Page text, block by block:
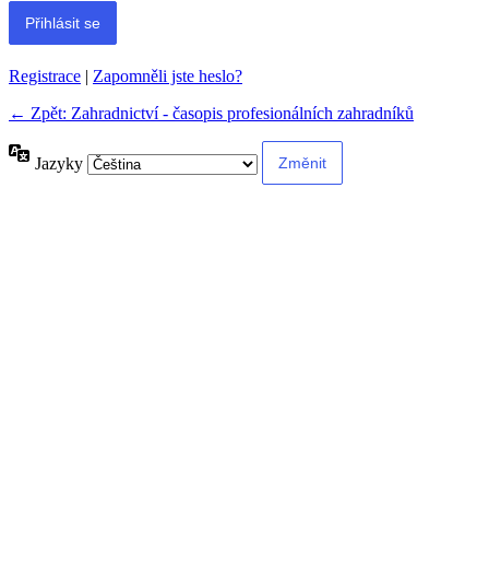
Registrace | Zapomněli jste heslo?
← Zpět: Zahradnictví - časopis profesionálních zahradníků
Jazyky